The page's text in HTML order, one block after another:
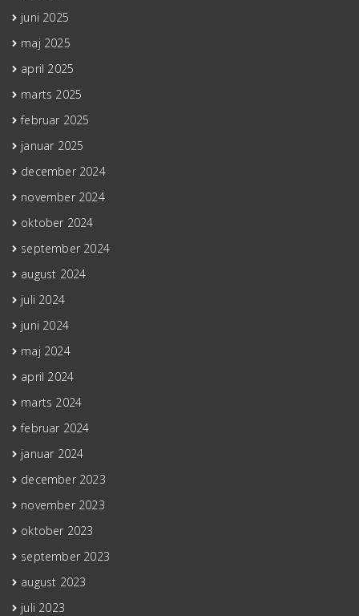
juni 2025
maj 2025
april 2025
marts 2025
februar 2025
januar 2025
december 2024
november 2024
oktober 2024
september 2024
august 2024
juli 2024
juni 2024
maj 2024
april 2024
marts 2024
februar 2024
januar 2024
december 2023
november 2023
oktober 2023
september 2023
august 2023
juli 2023